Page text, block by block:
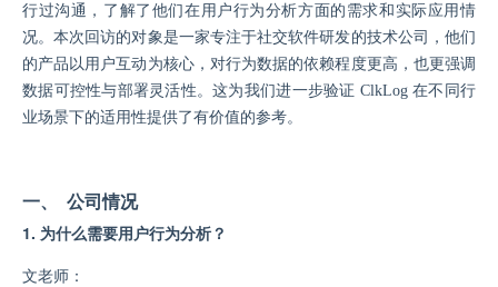
行过沟通，了解了他们在用户行为分析方面的需求和实际应用情
况。本次回访的对象是一家专注于社交软件研发的技术公司，他们
的产品以用户互动为核心，对行为数据的依赖程度更高，也更强调
数据可控性与部署灵活性。这为我们进一步验证 ClkLog 在不同行
业场景下的适用性提供了有价值的参考。
一、 公司情况
1. 为什么需要用户行为分析？
文老师：